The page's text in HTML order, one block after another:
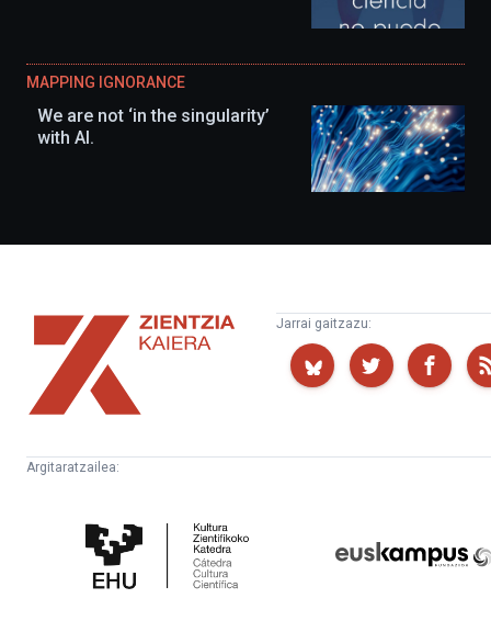
MAPPING IGNORANCE
We are not ‘in the singularity’
with AI.
Zientzia
Kaiera
Jarrai gaitzazu:
Argitaratzailea:
Zientifikoko
Katedra